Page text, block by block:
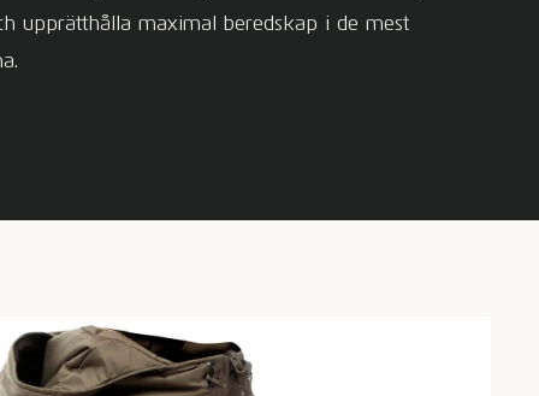
upprätthålla maximal beredskap i de mest